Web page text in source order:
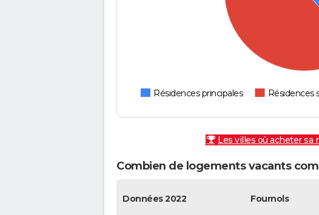
Résidences principales Résidences
Les villes où acheter sa
Combien de logements vacants
Données 2022 Fournols